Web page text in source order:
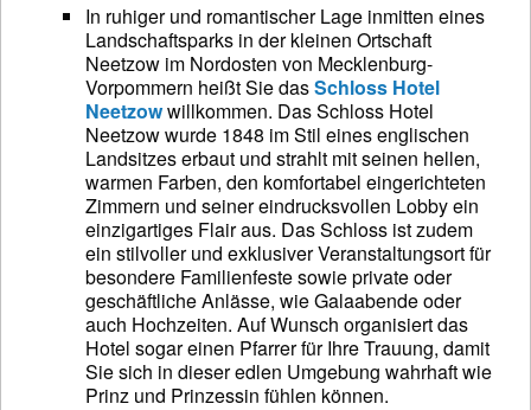
In ruhiger und romantischer Lage inmitten eines
Landschaftsparks in der kleinen Ortschaft
Neetzow im Nordosten von Mecklenburg-
Vorpommern heißt Sie dasSchloss Hotel
Neetzowwillkommen. Das Schloss Hotel
Neetzow wurde 1848 im Stil eines englischen
Landsitzes erbaut und strahlt mit seinen hellen,
warmen Farben, den komfortabel eingerichteten
Zimmern und seiner eindrucksvollen Lobby ein
einzigartiges Flair aus. Das Schloss ist zudem
ein stilvoller und exklusiver Veranstaltungsort für
besondere Familienfeste sowie private oder
geschäftliche Anlässe, wie Galaabende oder
auch Hochzeiten. Auf Wunsch organisiert das
Hotel sogar einen Pfarrer für Ihre Trauung, damit
Sie sich in dieser edlen Umgebung wahrhaft wie
Prinz und Prinzessin fühlen können.